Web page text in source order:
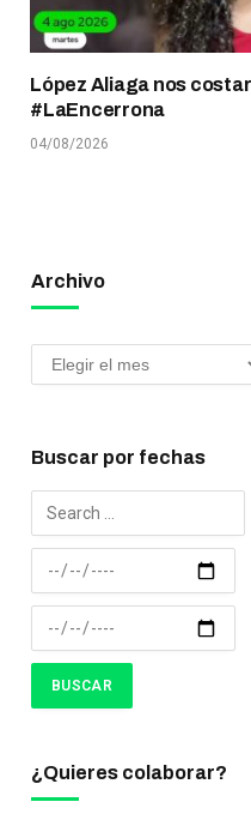
López Aliaga nos
#LaEncerrona
04/08/2026
Archivo
Buscar por fechas
¿Quieres colaborar?